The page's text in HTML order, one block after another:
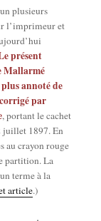
plu­sieurs
l’imprimeur et
pré­sent
Mal­lar­mé
anno­té de
par
, por­tant le cachet
1897. En
au crayon rouge
par­ti­tion. La
terme à la
article.)